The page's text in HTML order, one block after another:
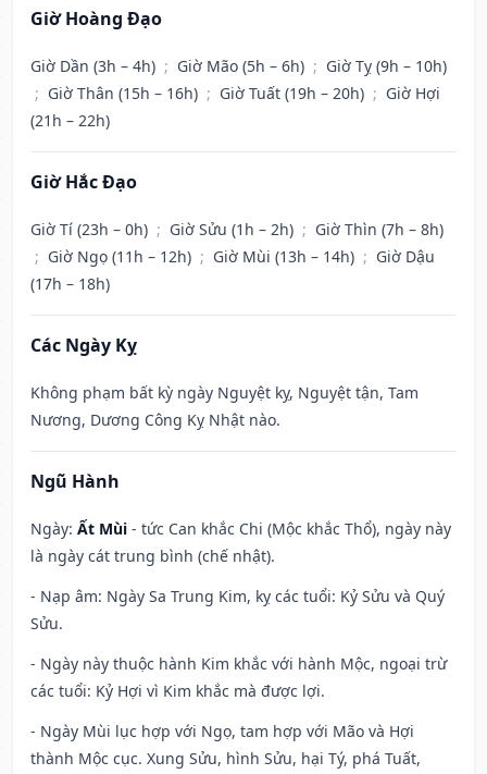
Giờ Hoàng Đạo
Giờ Dần (3h – 4h) ; Giờ Mão (5h – 6h) ; Giờ Tỵ (9h – 10h)
; Giờ Thân (15h – 16h) ; Giờ Tuất (19h – 20h) ; Giờ Hợi
(21h – 22h)
Giờ Hắc Đạo
Giờ Tí (23h – 0h) ; Giờ Sửu (1h – 2h) ; Giờ Thìn (7h – 8h)
; Giờ Ngọ (11h – 12h) ; Giờ Mùi (13h – 14h) ; Giờ Dậu
(17h – 18h)
Các Ngày Kỵ
Không phạm bất kỳ ngày Nguyệt kỵ, Nguyệt tận, Tam
Nương, Dương Công Kỵ Nhật nào.
Ngũ Hành
Ngày: Ất Mùi - tức Can khắc Chi (Mộc khắc Thổ), ngày này
là ngày cát trung bình (chế nhật).
- Nạp âm: Ngày Sa Trung Kim, kỵ các tuổi: Kỷ Sửu và Quý
Sửu.
- Ngày này thuộc hành Kim khắc với hành Mộc, ngoại trừ
các tuổi: Kỷ Hợi vì Kim khắc mà được lợi.
- Ngày Mùi lục hợp với Ngọ, tam hợp với Mão và Hợi
thành Mộc cục. Xung Sửu, hình Sửu, hại Tý, phá Tuất,